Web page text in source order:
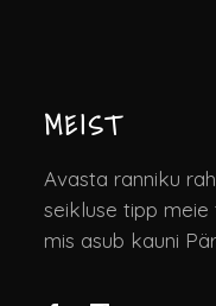
MEIST
Avasta ranniku
seikluse tipp meie
mis asub kauni